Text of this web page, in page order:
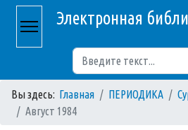
Электронная
Вы здесь: Главная ПЕРИОДИКА
Август 1984